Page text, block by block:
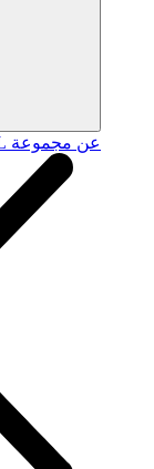
عن مجموعة ZEAL